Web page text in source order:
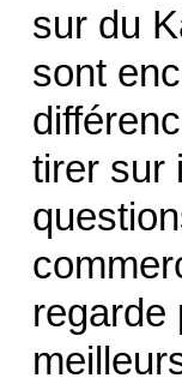
sur du
sont
tirer sur
regarde